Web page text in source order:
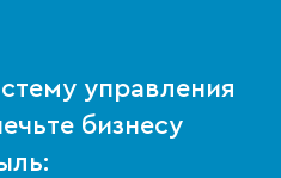
управления
бизнесу